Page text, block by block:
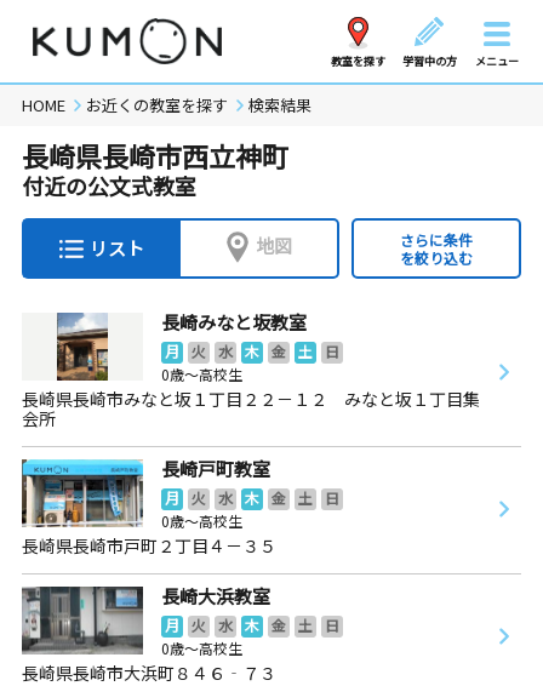
教室を探す 学習中の方 メニュー
HOME お近くの教室を探す 検索結果
長崎県長崎市西立神町
付近の公文式教室
リスト 地図
さらに条件
を絞り込む
長崎みなと坂教室
月 火 水 木 金 土
日
0歳～高校生
長崎県長崎市みなと坂１丁目２２－１２ みなと坂１丁目集
会所
長崎戸町教室
月 火 水 木 金 土
日
0歳～高校生
長崎県長崎市戸町２丁目４－３５
長崎大浜教室
月 火 水 木 金 土
日
0歳～高校生
長崎県長崎市大浜町８４６‐７３